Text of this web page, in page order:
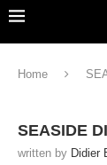
Home
SEASIDE
written by Didier